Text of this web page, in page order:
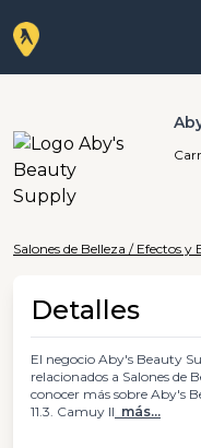
Salones de Belleza / Efectos y
Detalles
El negocio Aby's Beauty
relacionados a Salones de
conocer más sobre Aby's
11.3. Camuy ll más...